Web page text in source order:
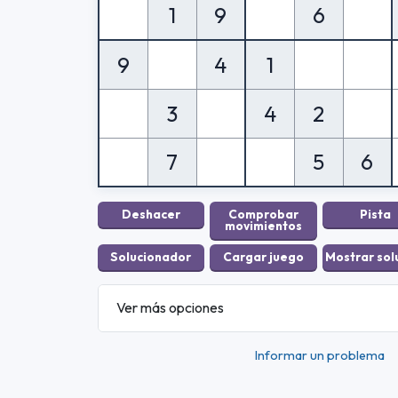
1 9
6
9
4
1
3
4
2
7
5 6
Ver más opciones
Informar un problema